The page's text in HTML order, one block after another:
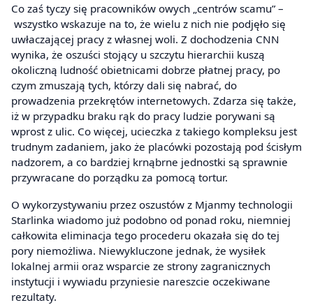
Co zaś tyczy się pracowników owych „centrów scamu” –
wszystko wskazuje na to, że wielu z nich nie podjęło się
uwłaczającej pracy z własnej woli. Z dochodzenia CNN
wynika, że oszuści stojący u szczytu hierarchii kuszą
okoliczną ludność obietnicami dobrze płatnej pracy, po
czym zmuszają tych, którzy dali się nabrać, do
prowadzenia przekrętów internetowych. Zdarza się także,
iż w przypadku braku rąk do pracy ludzie porywani są
wprost z ulic. Co więcej, ucieczka z takiego kompleksu jest
trudnym zadaniem, jako że placówki pozostają pod ścisłym
nadzorem, a co bardziej krnąbrne jednostki są sprawnie
przywracane do porządku za pomocą tortur.
O wykorzystywaniu przez oszustów z Mjanmy technologii
Starlinka wiadomo już podobno od ponad roku, niemniej
całkowita eliminacja tego procederu okazała się do tej
pory niemożliwa. Niewykluczone jednak, że wysiłek
lokalnej armii oraz wsparcie ze strony zagranicznych
instytucji i wywiadu przyniesie nareszcie oczekiwane
rezultaty.